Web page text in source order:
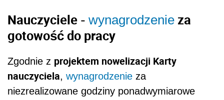
Nauczyciele - wynagrodzenie za
gotowość do pracy
Zgodnie z projektem nowelizacji Karty
nauczyciela, wynagrodzenie za
niezrealizowane godziny ponadwymiarowe